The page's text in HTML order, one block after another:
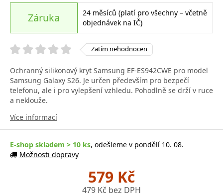
Záruka
24 měsíců (platí pro všechny – včetně
objednávek na IČ)
Zatím nehodnocen
Ochranný silikonový kryt Samsung EF-ES942CWE pro model
Samsung Galaxy S26. Je určen především pro bezpečí
telefonu, ale i pro vylepšení vzhledu. Pohodlně se drží v ruce
a neklouže.
Více informací
E-shop skladem > 10 ks, odešleme v pondělí 10. 08.
Možnosti dopravy
579 Kč
479 Kč bez DPH